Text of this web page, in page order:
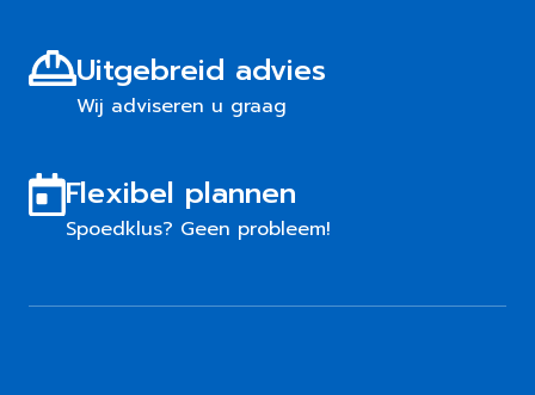
Uitgebreid advies
Wij adviseren u graag
Flexibel plannen
Spoedklus? Geen probleem!